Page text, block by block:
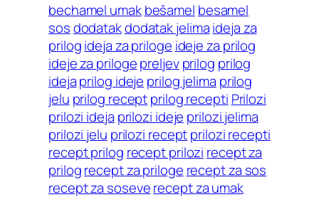
bechamel umak bešamel besamel
sosdodatakdodatak jelimaideja za
prilogideja za priloge ideje za prilog
ideje za prilogepreljev prilog prilog
idejaprilog ideje prilog jelima prilog
jelu prilog receptprilog recepti Prilozi
prilozi ideja prilozi ideje prilozi jelima
prilozi jelu prilozi receptprilozi recepti
recept prilog recept prilozi recept za
prilogrecept za priloge recept za sos
recept za soseverecept za umak